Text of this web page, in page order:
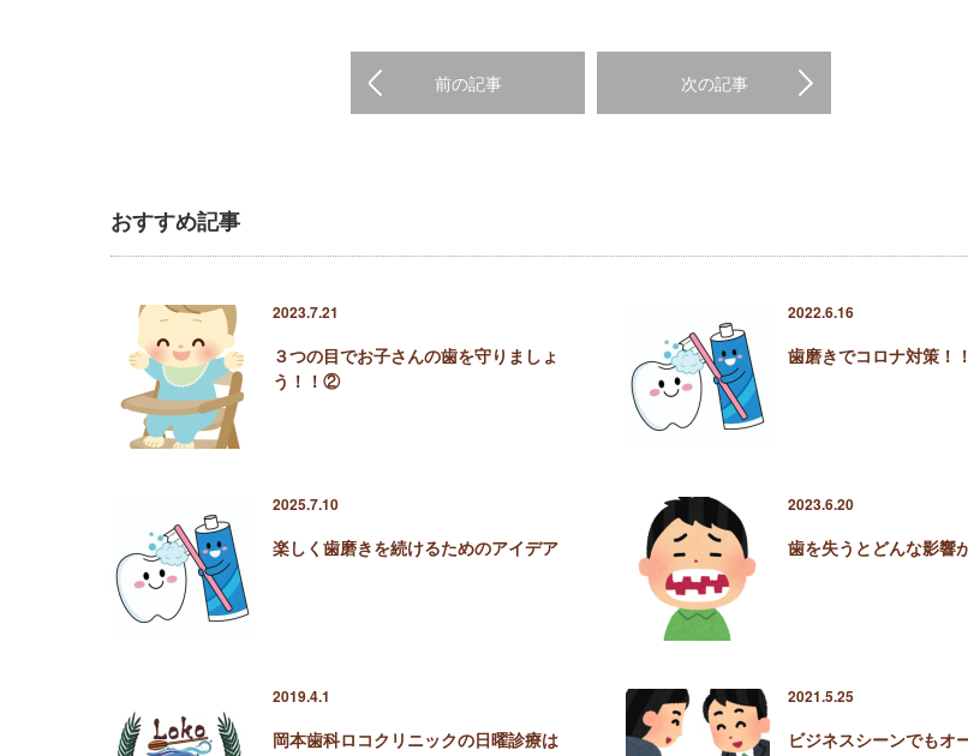
前の記事 次の記事
おすすめ記事
2023.7.21
３つの目でお子さんの歯を守りましょ
う！！②
2022.6.16
歯磨きでコロナ対策！
2025.7.10
楽しく歯磨きを続けるためのアイデア
2023.6.20
歯を失うとどんな影響
2019.4.1
岡本歯科ロコクリニックの日曜診療は
2021.5.25
ビジネスシーンでもオ